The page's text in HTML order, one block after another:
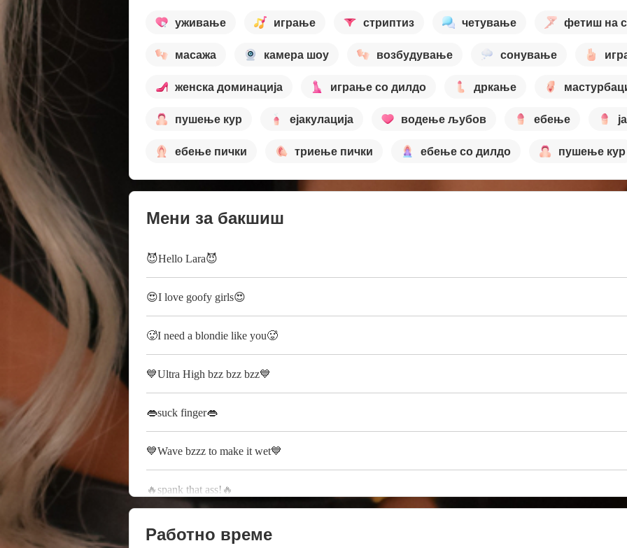
уживање играње стриптиз четување фетиш на
масажа камера шоу возбудување сонување
женска доминација играње со дилдо дркање
пушење кур ејакулација водење љубов ебење
ебење пички триење пички ебење со дилдо пушење кур
Мени за бакшиш
😈Hello Lara😈
😍I love goofy girls😍
🥵I need a blondie like you🥵
💙Ultra High bzz bzz bzz💙
👄suck finger👄
💙Wave bzzz to make it wet💙
🔥spank that ass!🔥
Работно време